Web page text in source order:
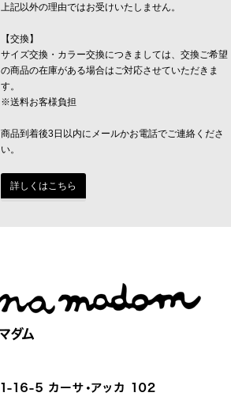
上記以外の理由ではお受けいたしません。
【交換】
サイズ交換・カラー交換につきましては、交換ご希望
の商品の在庫がある場合はご対応させていただきま
す。
※送料お客様負担
商品到着後3日以内にメールかお電話でご連絡くださ
い。
詳しくはこちら